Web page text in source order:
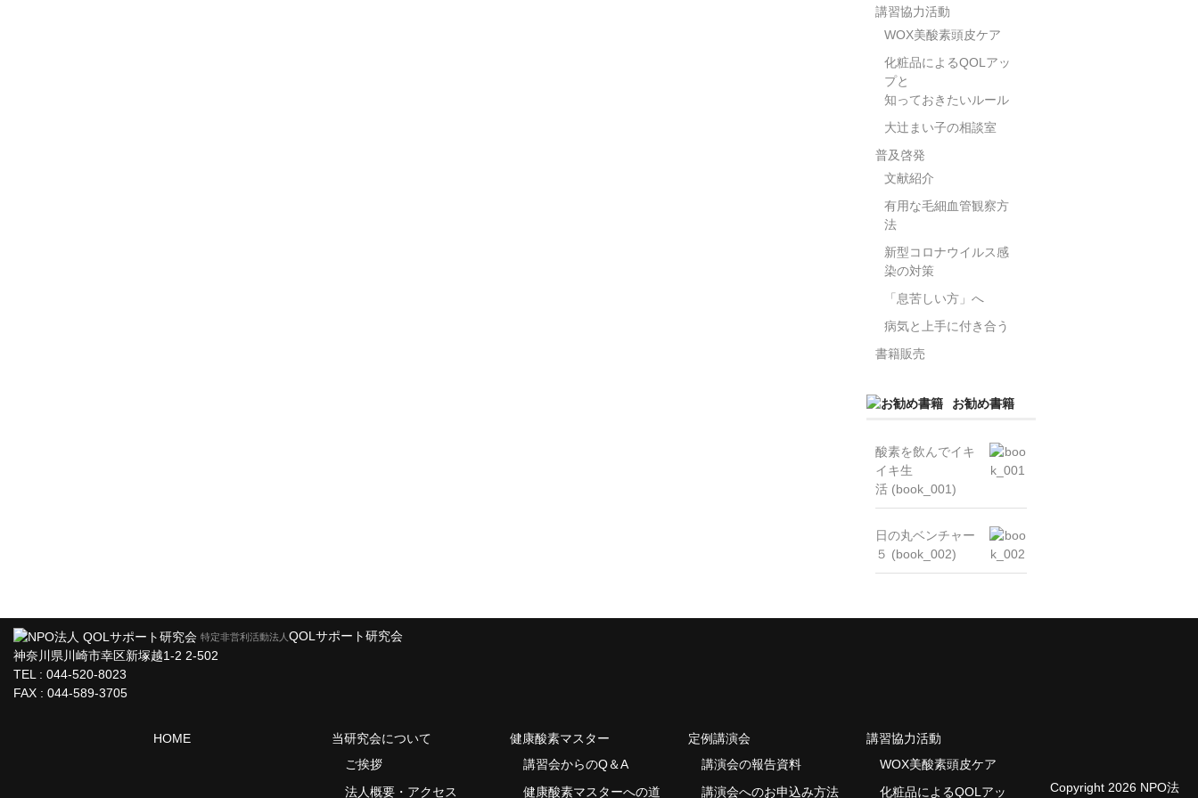
講習協力活動
WOX美酸素頭皮ケア
化粧品によるQOLアッ
プと
知っておきたいルール
大辻まい子の相談室
普及啓発
文献紹介
有用な毛細血管観察方
法
新型コロナウイルス感
染の対策
「息苦しい方」へ
病気と上手に付き合う
書籍販売
お勧め書籍
酸素を飲んでイキ
イキ生
活 (book_001)
日の丸ベンチャー
５ (book_002)
特定非営利活動法人 QOLサポート研究会
神奈川県川崎市幸区新塚越1-2 2-502
TEL : 044-520-8023
FAX : 044-589-3705
HOME
当研究会について
ご挨拶
法人概要・アクセス
健康酸素マスター
講習会からのQ＆A
健康酸素マスターへの道
定例講演会
講演会の報告資料
講演会へのお申込み方法
講習協力活動
WOX美酸素頭皮ケア
化粧品によるQOLアッ
Copyright 2026 NPO法